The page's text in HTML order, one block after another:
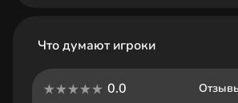
Что думают игроки
0.0